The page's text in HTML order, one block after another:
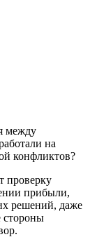
между
на
конфликтов?
проверку
прибыли,
решений, даже
стороны